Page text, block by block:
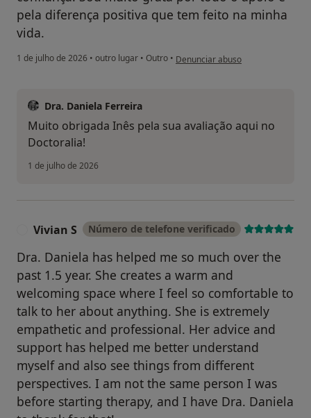
pela diferença positiva que tem feito na minha
vida.
1 de julho de 2026 • outro lugar • Outro • na opinião do utilizador Ines
Denunciar abuso
Dra. Daniela Ferreira
Muito obrigada Inês pela sua avaliação aqui no
Doctoralia!
1 de julho de 2026
Vivian S Número de telefone verificado
Dra. Daniela has helped me so much over the
past 1.5 year. She creates a warm and
welcoming space where I feel so comfortable to
talk to her about anything. She is extremely
empathetic and professional. Her advice and
support has helped me better understand
myself and also see things from different
perspectives. I am not the same person I was
before starting therapy, and I have Dra. Daniela